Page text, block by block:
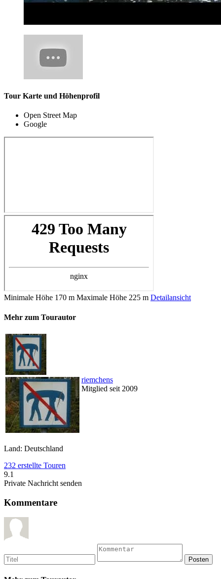
Tour Karte und Höhenprofil
Open Street Map
Google
Minimale Höhe 170 m Maximale Höhe 225 m Detailansicht
Mehr zum Tourautor
riemchens
Mitglied seit 2009
Land: Deutschland
232 erstellte Touren
9.1
Private Nachricht senden
Kommentare